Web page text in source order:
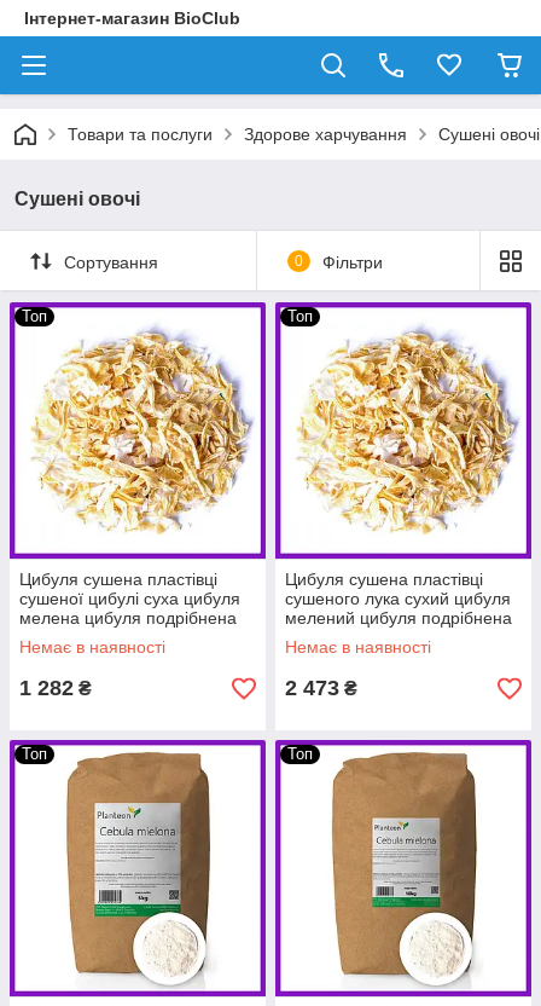
Інтернет-магазин BioClub
Товари та послуги Здорове харчування Сушені овочі
Сушені овочі
Сортування 0 Фільтри
Топ
Цибуля сушена пластівці
сушеної цибулі суха цибуля
мелена цибуля подрібнена
цибуля 5 кг PL
Немає в наявності
1 282 ₴
Топ
Цибуля сушена пластівці
сушеного лука сухий цибуля
мелений цибуля подрібнена
цибуля 10 кг PL
Немає в наявності
2 473 ₴
Топ Топ